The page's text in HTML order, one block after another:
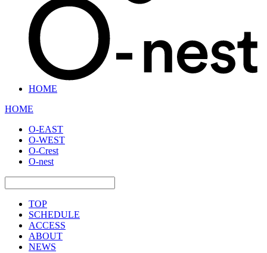
HOME
HOME
O-EAST
O-WEST
O-Crest
O-nest
TOP
SCHEDULE
ACCESS
ABOUT
NEWS